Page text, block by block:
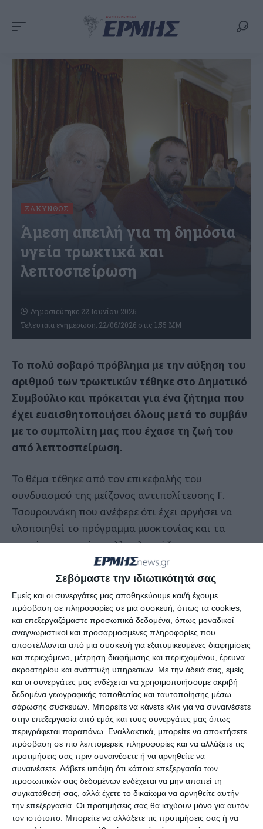
Σεβόμαστε την ιδιωτικότητά σας
Εμείς και οι συνεργάτες μας αποθηκεύουμε και/ή έχουμε
πρόσβαση σε πληροφορίες σε μια συσκευή, όπως τα cookies,
και επεξεργαζόμαστε προσωπικά δεδομένα, όπως μοναδικοί
αναγνωριστικοί και προσαρμοσμένες πληροφορίες που
αποστέλλονται από μια συσκευή για εξατομικευμένες διαφημίσεις
και περιεχόμενο, μέτρηση διαφήμισης και περιεχομένου, έρευνα
ακροατηρίου και ανάπτυξη υπηρεσιών. Με την άδειά σας, εμείς
και οι συνεργάτες μας ενδέχεται να χρησιμοποιήσουμε ακριβή
δεδομένα γεωγραφικής τοποθεσίας και ταυτοποίησης μέσω
σάρωσης συσκευών. Μπορείτε να κάνετε κλικ για να συναινέσετε
στην επεξεργασία από εμάς και τους συνεργάτες μας όπως
περιγράφεται παραπάνω. Εναλλακτικά, μπορείτε να αποκτήσετε
πρόσβαση σε πιο λεπτομερείς πληροφορίες και να αλλάξετε τις
προτιμήσεις σας πριν συναινέσετε ή να αρνηθείτε να
συναινέσετε. Λάβετε υπόψη ότι κάποια επεξεργασία των
προσωπικών σας δεδομένων ενδέχεται να μην απαιτεί τη
συγκατάθεσή σας, αλλά έχετε το δικαίωμα να αρνηθείτε αυτήν
την επεξεργασία. Οι προτιμήσεις σας θα ισχύουν μόνο για αυτόν
τον ιστότοπο. Μπορείτε να αλλάξετε τις προτιμήσεις σας ή να
ΖΆΚΥΝΘΟΣ
Άμεση απειλή για τη δημόσια
υγεία τρωκτικά και
λεπτοσπείρωση
Τελευταία ενημέρωση: 22/06/2026 στις 1:55 ΜΜ
Δημοσιεύτηκε 22 Ιουνίου 2026
Το πολύ σοβαρό πρόβλημα με την αύξηση του
αριθμού των τρωκτικών τέθηκε στο Δημοτικό
Συμβούλιο και πρόκειται για ένα ζήτημα που
έχει ευαισθητοποιήσει όλους μετά το συμβάν
με το συμπολίτη μας που έχασε τη ζωή του
από λεπτοσπείρωση.
Το θέμα τέθηκε από τον επικεφαλής του
συνδυασμού της μείζονος αντιπολίτευσης Γ.
Τσουρουνάκη που ανέφερε ότι έχει αργήσει να
υλοποιηθεί το πρόγραμμα μυοκτονίας και τα
ποντίκια συνεχώς πολλαπλασιάζονται.
Απαντώντας ο Δήμαρχος είπε ότι αυξάνουν
συνέχεια το πρόγραμμα μυοκτονίας και ότι
υπάρχει ειδικό πλάνο για τα σχολεία. Γίνονται
δράσεις ενημέρωσης στους υπαλλήλους που είναι
σε ευαίσθητα πόστα όπως στην καθαριότητα.
Αξίζει να αναφερθεί ότι πρόσφατα υπήρξε
διαμαρτυρία από σχολείο του νησιού γιατί
εντοπίστηκε ποντίκι στους χώρους του.
Μεγαλύτερη έμφαση στην πρόληψη για την
αντιμετώπιση των τρωκτικών ζήτησε ο
Πρόεδρος της ΔΕΥΑΖ Διονύσης Τουρκάκης που
ανέφερε ότι χρειάζεται τεράστια δαπάνη στο
οικονομικό για να γίνει μυοκτονία σε όλο το νησί.
Τη διαφωνία του εξέφρασε ο Δημοτικός